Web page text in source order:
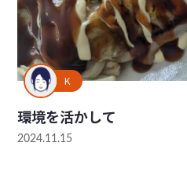
K
環境を活かして
2024.11.15